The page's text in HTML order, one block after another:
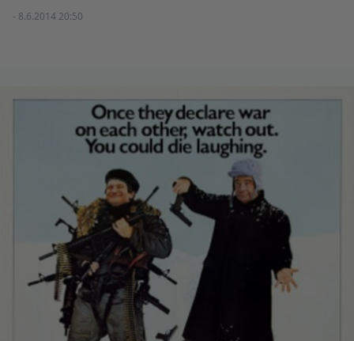
- 8.6.2014 20:50